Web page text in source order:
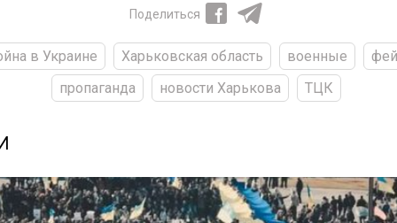
Поделиться
в Украине Харьковская область военные
пропаганда
новости Харькова ТЦК